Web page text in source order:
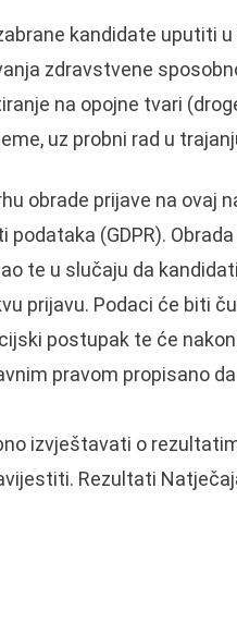
kandidate uputiti
zdravstvene
na opojne tvari
uz probni rad u
obrade prijave na ovaj
(GDPR).
te u slučaju da
prijavu. Podaci će biti
postupak te će
pravom propisano
izvještavati o
Rezultati